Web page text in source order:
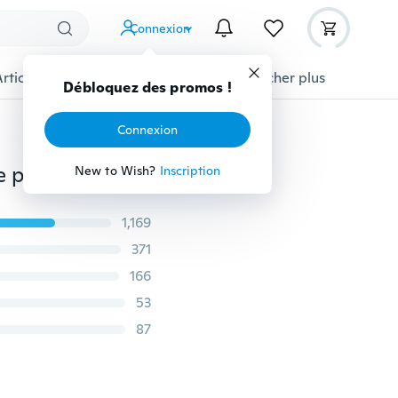
Connexion
Débloquez des promos !
Connexion
New to Wish? Inscription
pour animaux domestiques Afficher plus
Hommes T-shirts de fitness à séchage rapide Sport de plein air Course à pied Escalade Manches courtes Chemise de couleur unie Collants Tops de musculation Hommes Sous la peau Muscle Gym Train T-shirt de compression
1,169
371
166
53
87